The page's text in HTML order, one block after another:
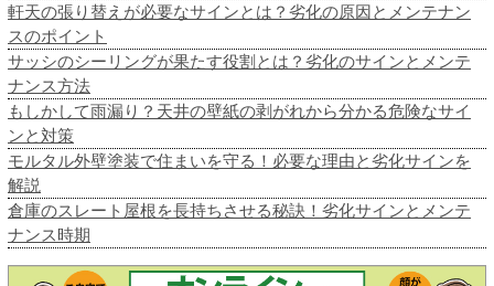
軒天の張り替えが必要なサインとは？劣化の原因とメンテナン
スのポイント
サッシのシーリングが果たす役割とは？劣化のサインとメンテ
ナンス方法
もしかして雨漏り？天井の壁紙の剥がれから分かる危険なサイ
ンと対策
モルタル外壁塗装で住まいを守る！必要な理由と劣化サインを
解説
倉庫のスレート屋根を長持ちさせる秘訣！劣化サインとメンテ
ナンス時期